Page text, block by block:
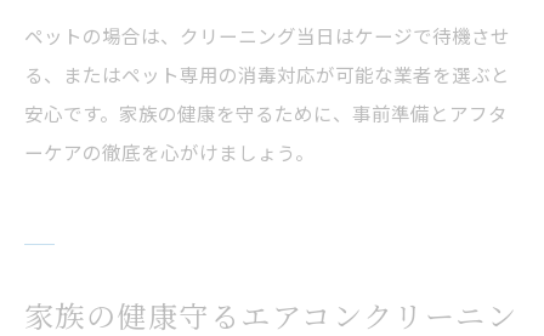
ペットの場合は、クリーニング当日はケージで待機させ
る、またはペット専用の消毒対応が可能な業者を選ぶと
安心です。家族の健康を守るために、事前準備とアフタ
ーケアの徹底を心がけましょう。
家族の健康守るエアコンクリーニン